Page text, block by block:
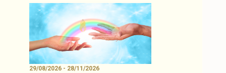
29/08/2026 - 28/11/2026